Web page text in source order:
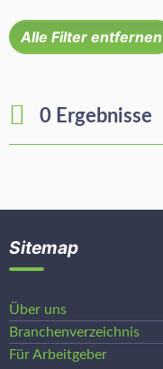
Alle Filter entfernen
0 Ergebnisse
Sitemap
Über uns
Branchenverzeichnis
Für Arbeitgeber